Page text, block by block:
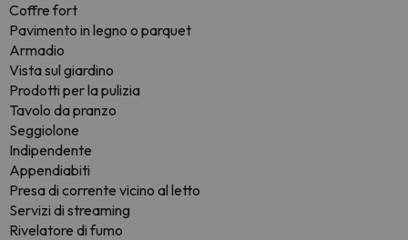
Coffre fort
Pavimento in legno o parquet
Armadio
Vista sul giardino
Prodotti per la pulizia
Tavolo da pranzo
Seggiolone
Indipendente
Appendiabiti
Presa di corrente vicino al letto
Servizi di streaming
Rivelatore di fumo